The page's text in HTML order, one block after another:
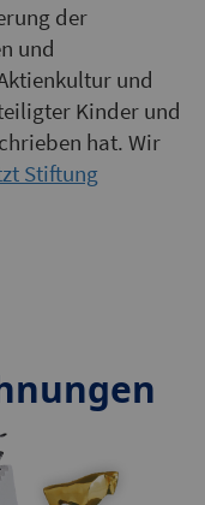
der
und
und
Kinder und
hat. Wir
Stiftung